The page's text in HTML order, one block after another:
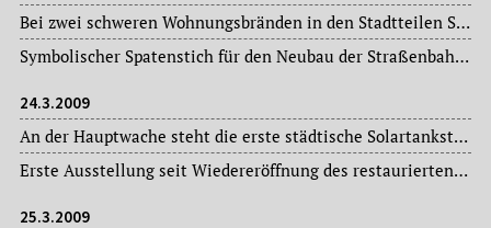
Bei zwei schweren Wohnungsbränden in den Stadtteilen Sachsenhausen und Eckenheim entsteht ein Sachschaden von insgesamt 85.000.- €.
Symbolischer Spatenstich für den Neubau der Straßenbahnstrecke der Linie 18 nach Preungesheim.
24.3.2009
An der Hauptwache steht die erste städtische Solartankstelle für Elektro-Bikes und -Autos mit einer Leistung von 3.500 Kilowatt im Jahr.
Erste Ausstellung seit Wiedereröffnung des restaurierten Karmeliterkloster in Anwesenheit von Oberbürgermeisterin Petra Roth: „Hans Steinbrenner – Gleichnis der Harmonie. Skulpturen“ im Kreuzgang und Garten des Karmeliterklosters, Institut für Stadtgeschichte.
25.3.2009